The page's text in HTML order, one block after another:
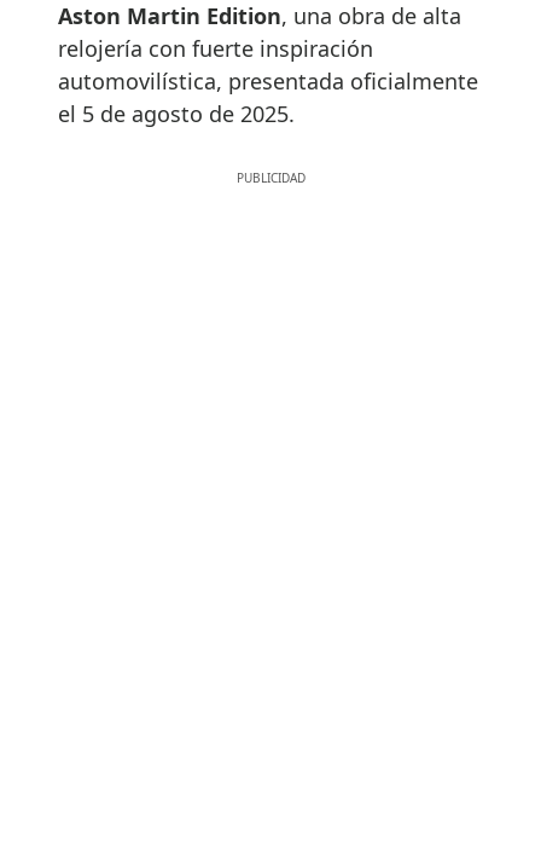
Aston Martin Edition, una obra de alta
relojería con fuerte inspiración
automovilística, presentada oficialmente
el 5 de agosto de 2025.